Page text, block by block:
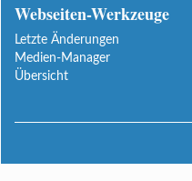
Webseiten-Werkzeuge
Letzte Änderungen
Medien-Manager
Übersicht